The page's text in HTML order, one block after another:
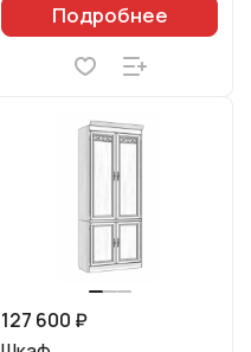
Подробнее
127 600 ₽